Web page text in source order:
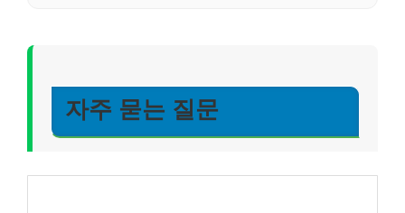
자주 묻는 질문